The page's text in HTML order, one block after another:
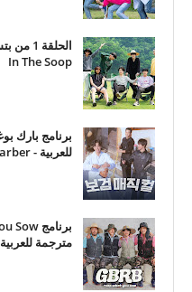
In The Soop
للعربية - The Village Barber
مترجمة للعربية